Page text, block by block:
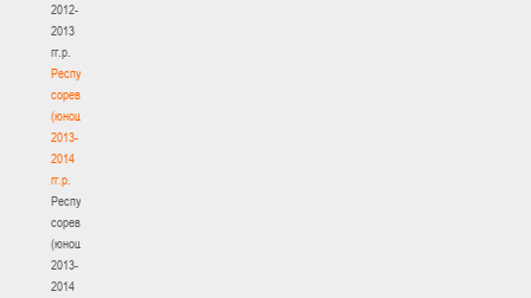
2012-
2013
гг.р.
Республиканские
соревнования
(юноши)
2013-
2014
гг.р.
Республиканские
соревнования
(юноши)
2013-
2014